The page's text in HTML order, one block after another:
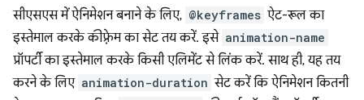
सीएसएस में ऐनिमेशन बनाने के लिए, @keyframes ऐट-रूल का
इस्तेमाल करके कीफ़्रेम का सेट तय करें. इसे animation-name
प्रॉपर्टी का इस्तेमाल करके किसी एलिमेंट से लिंक करें. साथ ही, यह तय
करने के लिए animation-duration सेट करें कि ऐनिमेशन कितनी